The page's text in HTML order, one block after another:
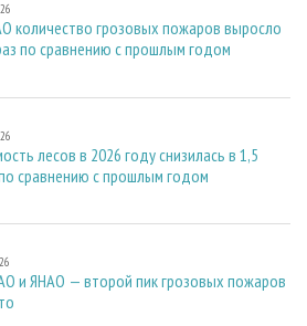
количество грозовых пожаров выросло
по сравнению с прошлым годом
лесов в 2026 году снизилась в 1,5
сравнению с прошлым годом
и ЯНАО — второй пик грозовых пожаров